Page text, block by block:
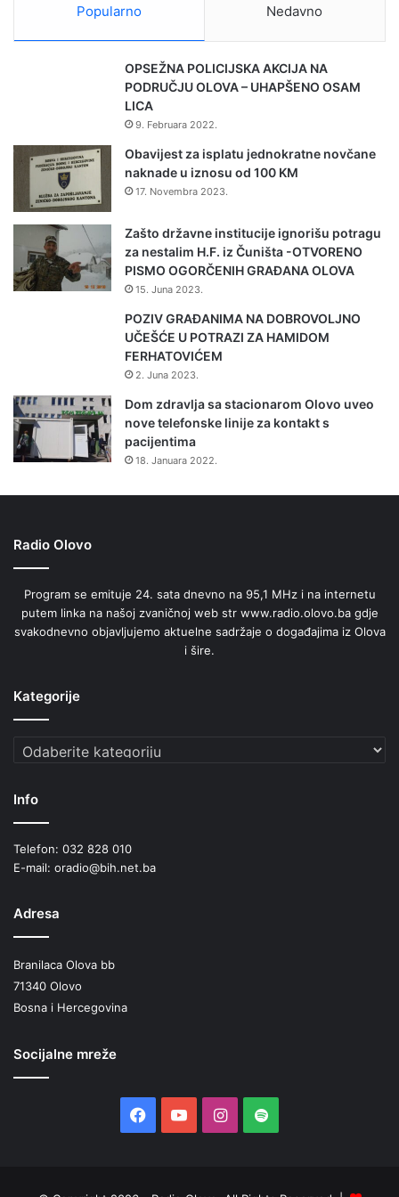
Popularno Nedavno
OPSEŽNA POLICIJSKA AKCIJA NA
PODRUČJU OLOVA – UHAPŠENO OSAM
LICA
9. Februara 2022.
Obavijest za isplatu jednokratne novčane
naknade u iznosu od 100 KM
17. Novembra 2023.
Zašto državne institucije ignorišu potragu
za nestalim H.F. iz Čuništa -OTVORENO
PISMO OGORČENIH GRAĐANA OLOVA
15. Juna 2023.
POZIV GRAĐANIMA NA DOBROVOLJNO
UČEŠĆE U POTRAZI ZA HAMIDOM
FERHATOVIĆEM
2. Juna 2023.
Dom zdravlja sa stacionarom Olovo uveo
nove telefonske linije za kontakt s
pacijentima
18. Januara 2022.
Radio Olovo
Program se emituje 24. sata dnevno na 95,1 MHz i na internetu
putem linka na našoj zvaničnoj web str www.radio.olovo.ba gdje
svakodnevno objavljujemo aktuelne sadržaje o događajima iz Olova
i šire.
Kategorije
Kategorije
Info
Telefon: 032 828 010
E-mail: oradio@bih.net.ba
Adresa
Branilaca Olova bb
71340 Olovo
Bosna i Hercegovina
Socijalne mreže
FacebookYouTubeInstagram
Spotify